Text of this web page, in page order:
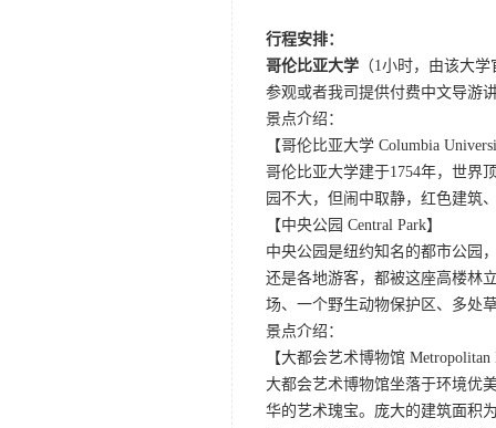
行程安排：
哥伦比亚大学 （1小时，由该大
参观或者我司提供付费中文导游
景点介绍：
【哥伦比亚大学 Columbia
哥伦比亚大学建于1754年，世界
园不大，但闹中取静，红色建筑
【中央公园 Central Park】
中央公园是纽约知名的都市公园
还是各地游客，都被这座高楼林
场、一个野生动物保护区、多处
景点介绍：
【大都会艺术博物馆
大都会艺术博物馆坐落于环境优
华的艺术瑰宝。庞大的建筑面积